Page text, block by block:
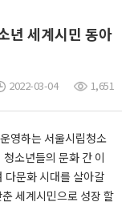
년 세계시민 동아
2022-03-04 1,651
영하는 서울시립청소
소년들의 문화 간 이
다문화 시대를 살아갈
세계시민으로 성장 할